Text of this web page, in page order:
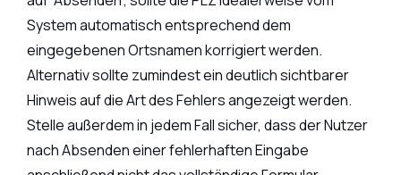
System automatisch entsprechend dem
eingegebenen Ortsnamen korrigiert werden.
Alternativ sollte zumindest ein deutlich sichtbarer
Hinweis auf die Art des Fehlers angezeigt werden.
Stelle außerdem in jedem Fall sicher, dass der Nutzer
nach Absenden einer fehlerhaften Eingabe